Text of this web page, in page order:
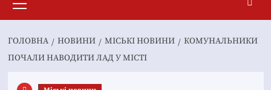
меню
ГОЛОВНА НОВИНИ MІСЬКІ НОВИНИ
КОМУНАЛЬНИКИ
ПОЧАЛИ НАВОДИТИ ЛАД У МІСТІ